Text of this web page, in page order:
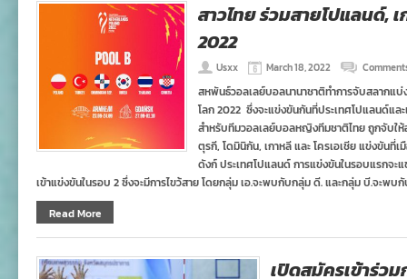
สาวไทย ร่วมสายโปแลนด์,
2022
Usxx March 18, 2022
สหพันธ์วอลเลย์บอลนานาชาติทำการจับสลากแ
โลก 2022 ซึ่งจะแข่งขันกันที่ประเทศโปแลนด์แล
สำหรับทีมวอลเลย์บอลหญิงทีมชาติไทย ถูกจับใ
ตุรกี, โดมินิกัน, เกาหลี และ โครเอเชีย แข่งขันที่เ
ดังก์ ประเทศโปแลนด์ การแข่งขันในรอบแรกจ
เข้าแข่งขันในรอบ 2 ซึ่งจะมีการไขว้สาย โดยกลุ่ม เอ.จะพบกับกลุ่ม ดี. และกลุ่ม บี.จะพบ
Read More
เปิดสมัครเข้าร่ว